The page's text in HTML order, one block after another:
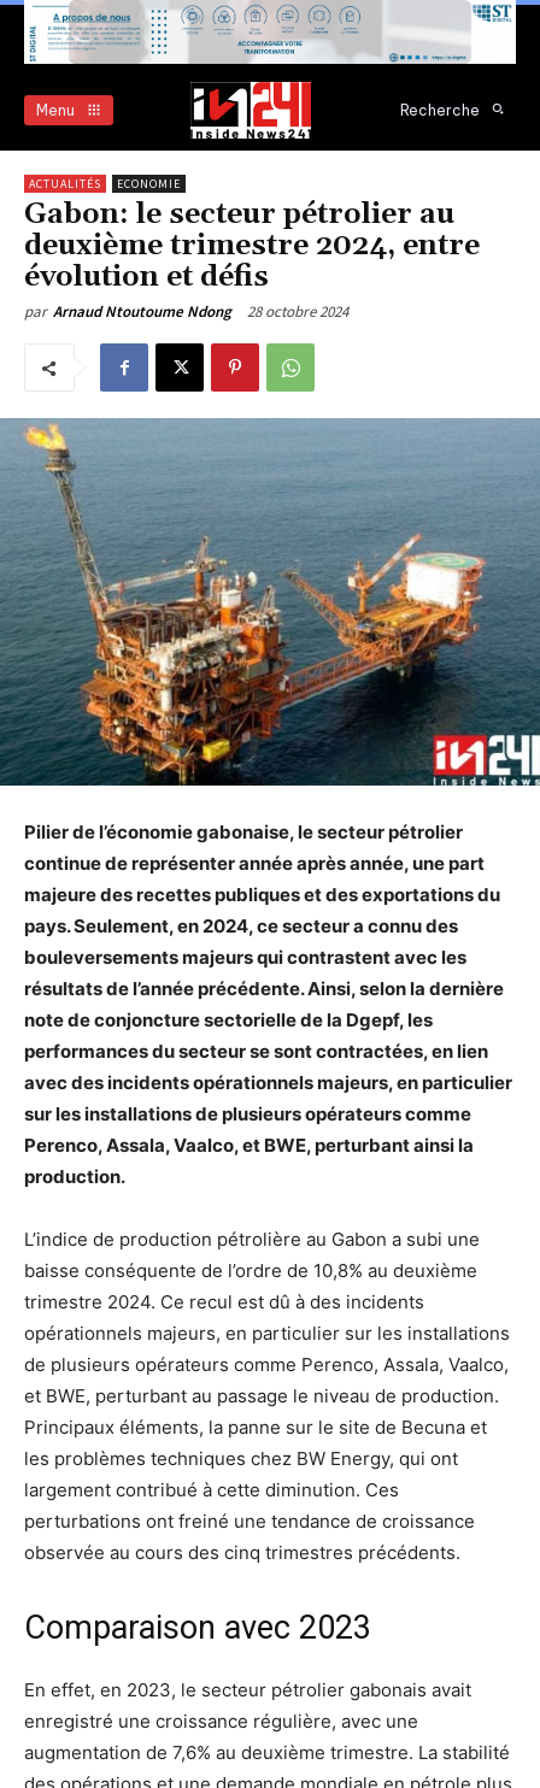
Menu Recherche
ACTUALITÉS ECONOMIE
Gabon: le secteur pétrolier au
deuxième trimestre 2024, entre
évolution et défis
par Arnaud Ntoutoume Ndong 28 octobre 2024
Pilier de l’économie gabonaise, le secteur pétrolier
continue de représenter année après année, une part
majeure des recettes publiques et des exportations du
pays. Seulement, en 2024, ce secteur a connu des
bouleversements majeurs qui contrastent avec les
résultats de l’année précédente. Ainsi, selon la dernière
note de conjoncture sectorielle de la Dgepf, les
performances du secteur se sont contractées, en lien
avec des incidents opérationnels majeurs, en particulier
sur les installations de plusieurs opérateurs comme
Perenco, Assala, Vaalco, et BWE, perturbant ainsi la
production.
L’indice de production pétrolière au Gabon a subi une
baisse conséquente de l’ordre de 10,8% au deuxième
trimestre 2024. Ce recul est dû à des incidents
opérationnels majeurs, en particulier sur les installations
de plusieurs opérateurs comme Perenco, Assala, Vaalco,
et BWE, perturbant au passage le niveau de production.
Principaux éléments, la panne sur le site de Becuna et
les problèmes techniques chez BW Energy, qui ont
largement contribué à cette diminution. Ces
perturbations ont freiné une tendance de croissance
observée au cours des cinq trimestres précédents.
Comparaison avec 2023
En effet, en 2023, le secteur pétrolier gabonais avait
enregistré une croissance régulière, avec une
augmentation de 7,6% au deuxième trimestre. La stabilité